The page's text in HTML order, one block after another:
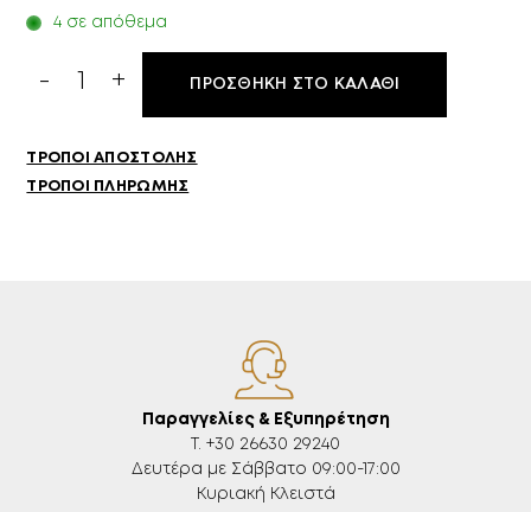
4 σε απόθεμα
Lazaris
Siora
ΠΡΟΣΘΉΚΗ ΣΤΟ ΚΑΛΆΘΙ
ΤΡΌΠΟΙ ΑΠΟΣΤΟΛΉΣ
ΤΡΌΠΟΙ ΠΛΗΡΩΜΉΣ
Παραγγελίες & Εξυπηρέτηση
Τ. +30 26630 29240
Δευτέρα με Σάββατο 09:00-17:00
Κυριακή Κλειστά